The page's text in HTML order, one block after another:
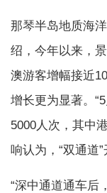
那琴半岛地质海
绍，今年以来，
澳游客增幅接近
增长更为显著。
5000人次，其中
响认为，“双通道
“深中通道通车后